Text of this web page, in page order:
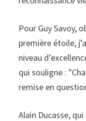
Pour Guy Savoy,
première étoile,
niveau
qui souligne :
remise en
Alain Ducasse,